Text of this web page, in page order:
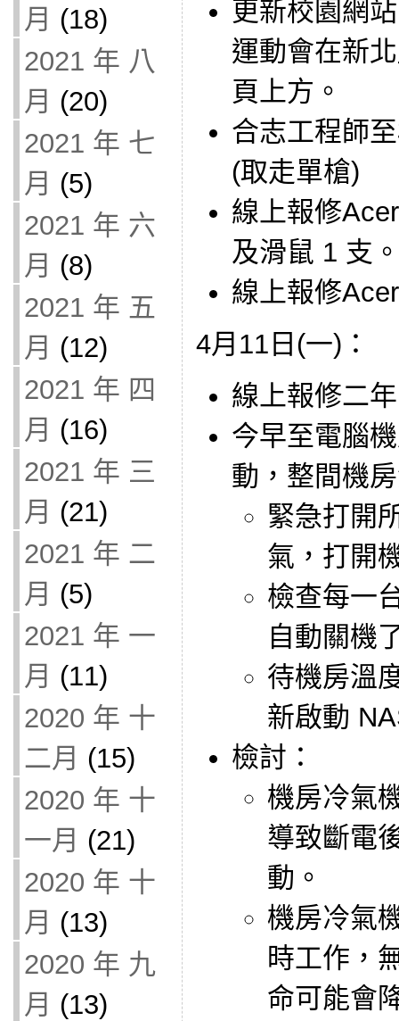
月 (18)
2021 年 八
月 (20)
2021 年 七
月 (5)
2021 年 六
月 (8)
2021 年 五
月 (12)
2021 年 四
月 (16)
2021 年 三
月 (21)
2021 年 二
月 (5)
2021 年 一
月 (11)
2020 年 十
二月 (15)
2020 年 十
一月 (21)
2020 年 十
月 (13)
2020 年 九
月 (13)
更新校園網
運動會在新
頁上方。
合志工程師
(取走單槍)
線上報修
及滑鼠 1 支
線上報修
4月11日(一)：
線上報修二
今早至電腦
動，整間機
緊急打開
氣，打開
檢查每一
自動關機
待機房溫
新啟動
檢討：
機房冷氣
導致斷電
動。
機房冷氣
時工作，
命可能會